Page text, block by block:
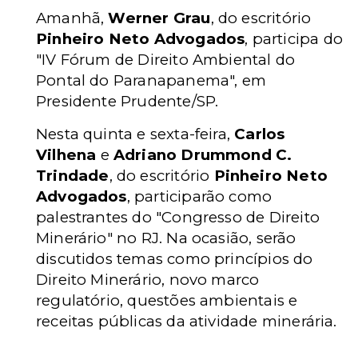
Amanhã, Werner Grau, do escritório
Pinheiro Neto Advogados, participa do
"IV Fórum de Direito Ambiental do
Pontal do Paranapanema", em
Presidente Prudente/SP.
Nesta quinta e sexta-feira, Carlos
Vilhena e Adriano Drummond C.
Trindade, do escritório Pinheiro Neto
Advogados, participarão como
palestrantes do "Congresso de Direito
Minerário" no RJ. Na ocasião, serão
discutidos temas como princípios do
Direito Minerário, novo marco
regulatório, questões ambientais e
receitas públicas da atividade minerária.